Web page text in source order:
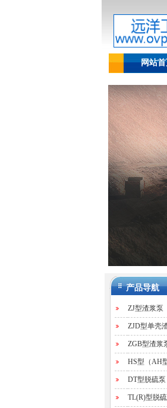
网站
产品导航
ZJ型渣浆泵
ZJD型单壳
ZGB型渣浆
HS型（AH
DT型脱硫泵
TL(R)型脱